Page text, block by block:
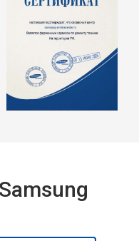
от 1900 ₽